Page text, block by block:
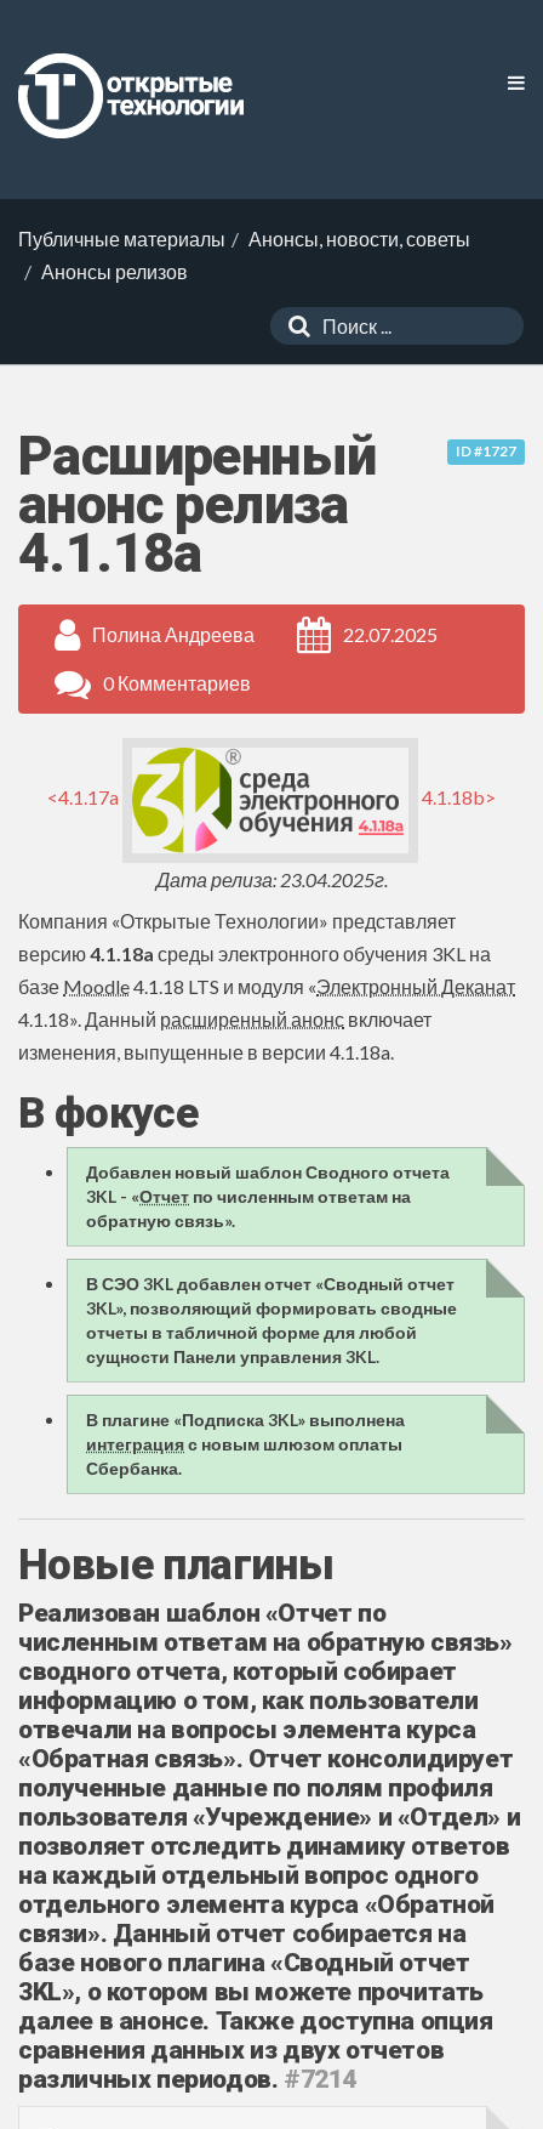
Публичные материалы
Анонсы, новости, советы
Анонсы релизов
ID #1727
Расширенный
анонс релиза
4.1.18a
Полина Андреева 22.07.2025
0 Комментариев
<4.1.17a 4.1.18b>
Дата релиза: 23.04.2025г.
Компания «Открытые Технологии» представляет
версию4.1.18a среды электронного обучения 3KL на
базе Moodle4.1.18 LTS и модуля «Электронный Деканат
4.1.18». Данный расширенный анонс включает
изменения, выпущенные в версии 4.1.18a.
В фокусе
Добавлен новый шаблон Сводного отчета
3KL - «Отчет по численным ответам на
обратную связь‎».
В СЭО 3KL добавлен отчет «Сводный отчет
3KL», позволяющий формировать сводные
отчеты в табличной форме для любой
сущности Панели управления 3KL.
В плагине «Подписка 3KL» выполнена
интеграцияс новым шлюзом оплаты
Сбербанка.
Новые плагины
Реализован шаблон «Отчет по
численным ответам на обратную связь‎»
сводного отчета, который собирает
информацию о том, как пользователи
отвечали на вопросы элемента курса
«Обратная связь». Отчет консолидирует
полученные данные по полям профиля
пользователя «Учреждение» и «Отдел» и
позволяет отследить динамику ответов
на каждый отдельный вопрос одного
отдельного элемента курса «Обратной
связи‎». Данный отчет собирается на
базе нового плагина «Сводный отчет
3KL», о котором вы можете прочитать
далее в анонсе. Также доступна опция
сравнения данных из двух отчетов
различных периодов. #7214